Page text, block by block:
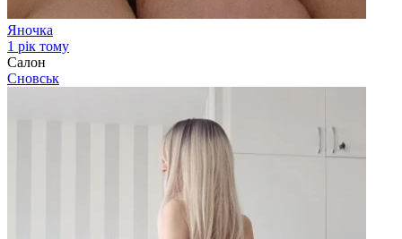
Яночка
1 рік тому
Салон
Сновськ